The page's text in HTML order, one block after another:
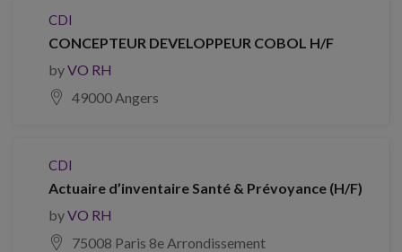
CDI
CONCEPTEUR DEVELOPPEUR COBOL H/F
byVO RH
49000 Angers
CDI
Actuaire d’inventaire Santé & Prévoyance (H/F)
byVO RH
75008 Paris 8e Arrondissement